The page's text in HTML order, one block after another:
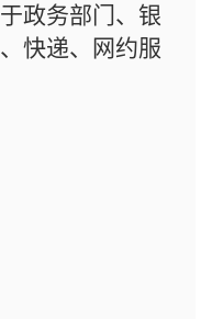
政务部门、银
快递、网约服